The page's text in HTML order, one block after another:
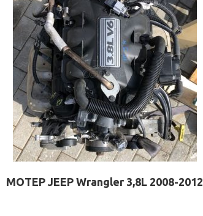
ΜΟΤΕΡ JEEP Wrangler 3,8L 2008-2012